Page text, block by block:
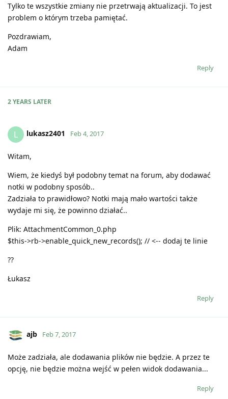
Tylko te wszystkie zmiany nie przetrwają aktualizacji. To jest
problem o którym trzeba pamiętać.
Pozdrawiam,
Adam
Reply
2 YEARS LATER
L lukasz2401 Feb 4, 2017
Witam,
Wiem, że kiedyś był podobny temat na forum, aby dodawać
notki w podobny sposób..
Zadziała to prawidłowo? Notki mają mało wartości także
wydaje mi się, że powinno działać..
Plik: AttachmentCommon_0.php
$this->rb->enable_quick_new_records(); // <-- dodaj te linie
??
Łukasz
Reply
ajb Feb 7, 2017
Może zadziała, ale dodawania plików nie będzie. A przez te
opcję, nie będzie można wejść w pełen widok dodawania...
Reply